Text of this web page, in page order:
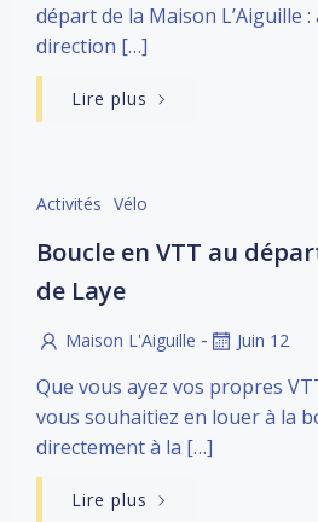
départ de la Maison L’Aiguille
direction […]
Lire plus
Activités Vélo
Boucle en VTT au
de Laye
Maison L'Aiguille - Juin 12
Que vous ayez vos propres
vous souhaitiez en louer à la
directement à la […]
Lire plus